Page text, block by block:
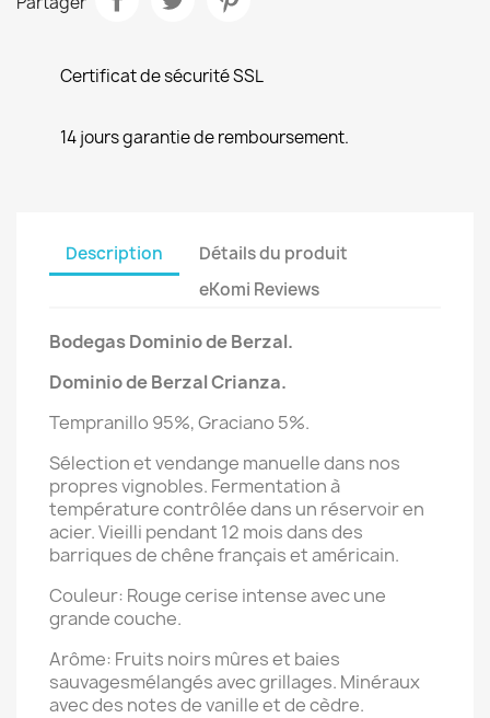
Certificat de sécurité SSL
14 jours garantie de remboursement.
Description
Détails du produit
eKomi Reviews
Bodegas Dominio de Berzal.
Dominio de Berzal Crianza.
Tempranillo 95%, Graciano 5%.
Sélection et vendange manuelle dans nos
propres vignobles. Fermentation à
température contrôlée dans un réservoir en
acier. Vieilli pendant 12 mois dans des
barriques de chêne français et américain.
Couleur: Rouge cerise intense avec une
grande couche.
Arôme: Fruits noirs mûres et baies
sauvagesmélangés avec grillages. Minéraux
avec des notes de vanille et de cèdre.